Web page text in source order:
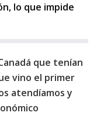
lo que impide
que tenían
vino el primer
atendíamos y